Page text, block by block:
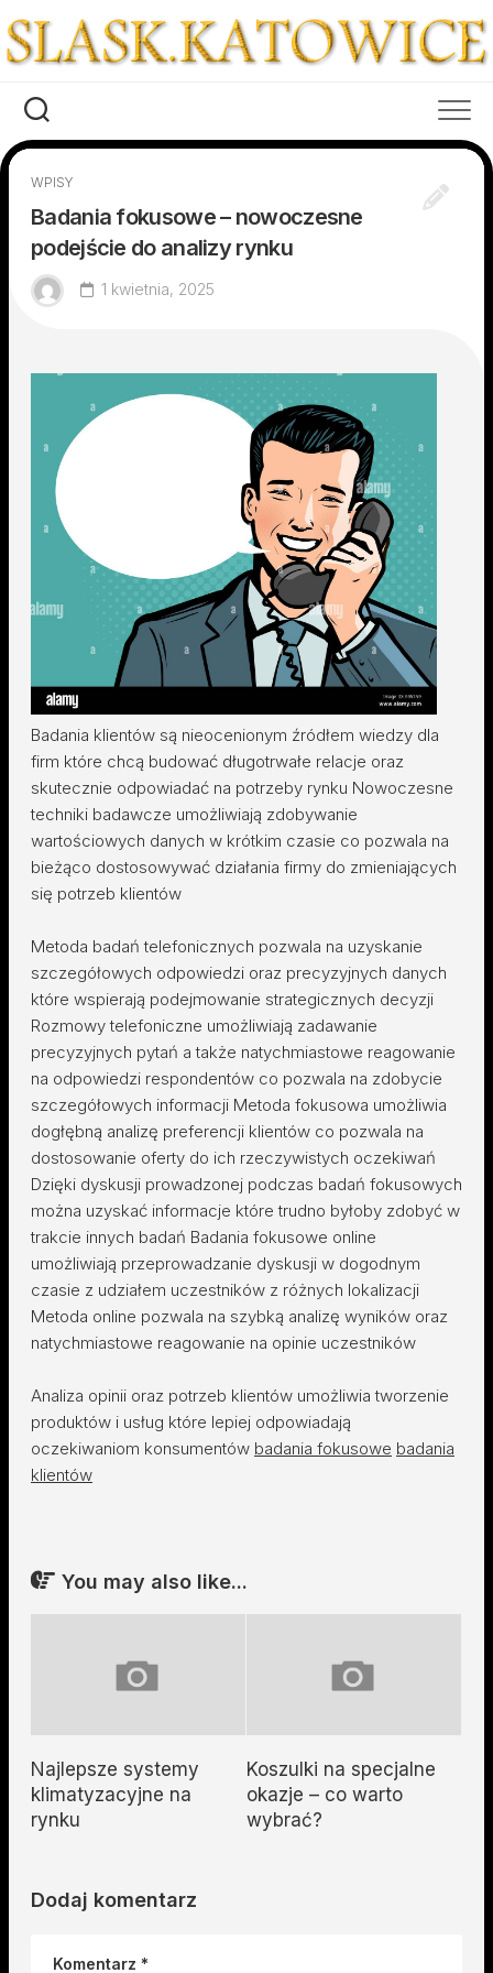
to
content
WPISY
Badania fokusowe – nowoczesne
podejście do analizy rynku
1 kwietnia, 2025
Badania klientów są nieocenionym źródłem wiedzy dla
firm które chcą budować długotrwałe relacje oraz
skutecznie odpowiadać na potrzeby rynku Nowoczesne
techniki badawcze umożliwiają zdobywanie
wartościowych danych w krótkim czasie co pozwala na
bieżąco dostosowywać działania firmy do zmieniających
się potrzeb klientów
Metoda badań telefonicznych pozwala na uzyskanie
szczegółowych odpowiedzi oraz precyzyjnych danych
które wspierają podejmowanie strategicznych decyzji
Rozmowy telefoniczne umożliwiają zadawanie
precyzyjnych pytań a także natychmiastowe reagowanie
na odpowiedzi respondentów co pozwala na zdobycie
szczegółowych informacji Metoda fokusowa umożliwia
dogłębną analizę preferencji klientów co pozwala na
dostosowanie oferty do ich rzeczywistych oczekiwań
Dzięki dyskusji prowadzonej podczas badań fokusowych
można uzyskać informacje które trudno byłoby zdobyć w
trakcie innych badań Badania fokusowe online
umożliwiają przeprowadzanie dyskusji w dogodnym
czasie z udziałem uczestników z różnych lokalizacji
Metoda online pozwala na szybką analizę wyników oraz
natychmiastowe reagowanie na opinie uczestników
Analiza opinii oraz potrzeb klientów umożliwia tworzenie
produktów i usług które lepiej odpowiadają
oczekiwaniom konsumentów badania fokusowe badania
klientów
You may also like...
Najlepsze systemy
klimatyzacyjne na
rynku
Koszulki na specjalne
okazje – co warto
wybrać?
Dodaj komentarz
Komentarz *